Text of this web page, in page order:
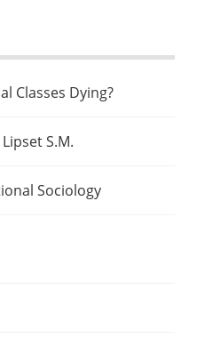
Classes Dying?
S.M.
Sociology